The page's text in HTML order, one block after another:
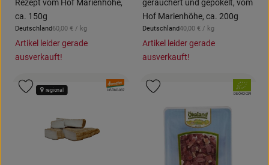
Rezept vom Hof Marienhöhe,
ca. 150g
, Herkunft:
Deutschland, Referenzpreis:
60,00 € / kg
Artikel leider gerade
ausverkauft!
geräuchert und gepökelt, vom
Hof Marienhöhe, ca. 200g
, Herkunft:
Deutschland, Referenzpreis:
40,00 € / kg
Artikel leider gerade
ausverkauft!
, Verband:
, Kontrollstelle:
DE-ÖKO-037
regional
Produkt zu Favouriten hinzufügen
, Verband:
, Kontrollstelle:
DE-ÖKO-039
Produkt zu Favouriten hinzufügen